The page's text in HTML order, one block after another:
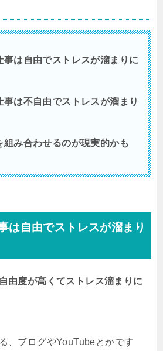
事は自由でストレスが溜まりに
事は不自由でストレスが溜まり
組み合わせるのが現実的かも
は自由でストレスが溜まり
由度が高くてストレス溜まりに
、ブログやYouTubeとかです